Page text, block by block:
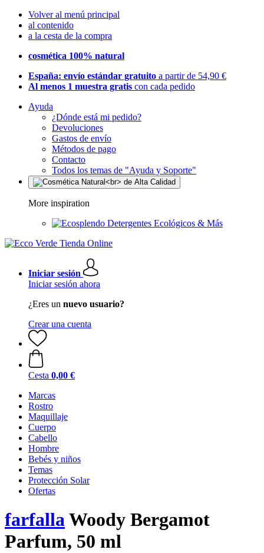
Volver al menú principal
al contenido
a la cesta de la compra
cosmética 100% natural
España: envío estándar gratuito a partir de 54,90 €
Al menos 1 muestra gratis con cada pedido
Ayuda
¿Dónde está mi pedido?
Devoluciones
Gastos de envío
Métodos de pago
Contacto
Todos los temas de "Ayuda y Soporte"
More inspiration
Detergentes Ecológicos & Más
Iniciar sesión
Iniciar sesión ahora
¿Eres un nuevo usuario?
Crear una cuenta
Cesta 0,00 €
Marcas
Rostro
Maquillaje
Cuerpo
Cabello
Hombre
Bebés y niños
Temas
Protección Solar
Ofertas
farfallaWoody Bergamot
Parfum, 50 ml